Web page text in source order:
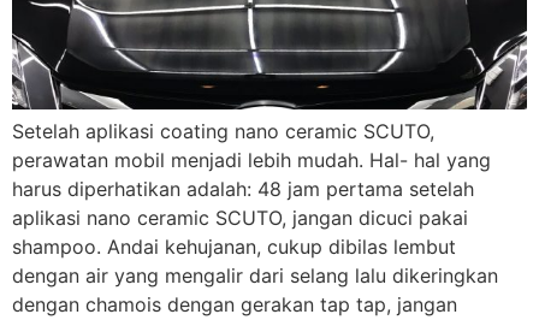
Setelah aplikasi coating nano ceramic SCUTO,
perawatan mobil menjadi lebih mudah. Hal- hal yang
harus diperhatikan adalah: 48 jam pertama setelah
aplikasi nano ceramic SCUTO, jangan dicuci pakai
shampoo. Andai kehujanan, cukup dibilas lembut
dengan air yang mengalir dari selang lalu dikeringkan
dengan chamois dengan gerakan tap tap, jangan